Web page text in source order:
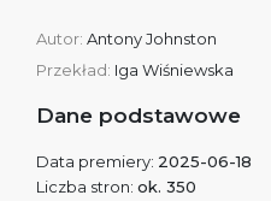
Autor: Antony Johnston
Przekład: Iga Wiśniewska
Dane podstawowe
Data premiery: 2025-06-18
Liczba stron: ok. 350